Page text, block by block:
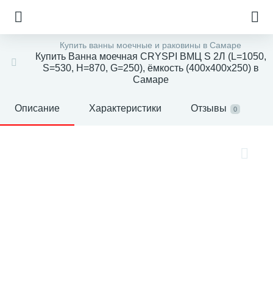
Купить ванны моечные и раковины в Самаре
Купить Ванна моечная CRYSPI ВМЦ S 2Л (L=1050,
S=530, Н=870, G=250), ёмкость (400х400х250) в
Самаре
Описание Характеристики Отзывы 0